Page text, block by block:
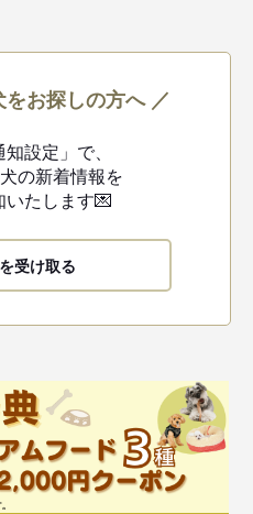
お探しの方へ ／
設定」で、
の新着情報を
いたします💌
受け取る